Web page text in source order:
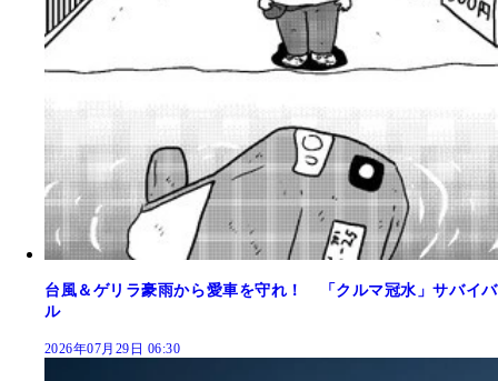
台風＆ゲリラ豪雨から愛車を守れ！ 「クルマ冠水」サバイバ
ル
2026年07月29日 06:30